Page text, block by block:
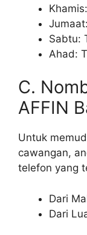
Sabtu:
Ahad:
C.
AFFIN
Untuk
cawangan,
telefon yang
Dari
Dari